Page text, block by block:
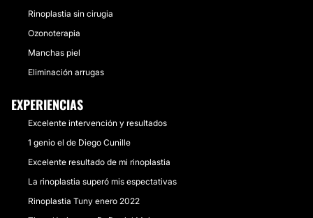
Rinoplastia sin cirugia
Ozonoterapia
Manchas piel
Eliminación arrugas
EXPERIENCIAS
Excelente intervención y resultados
1 genio el de Diego Cunille
Excelente resultado de mi rinoplastia
La rinoplastia superó mis espectativas
Rinoplastia Tuny enero 2022